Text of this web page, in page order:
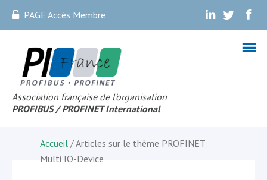
PAGE Accès Membre . . .
Association française de l’organisation
PROFIBUS / PROFINET International
Accueil / Articles sur le thème PROFINET
Multi IO-Device